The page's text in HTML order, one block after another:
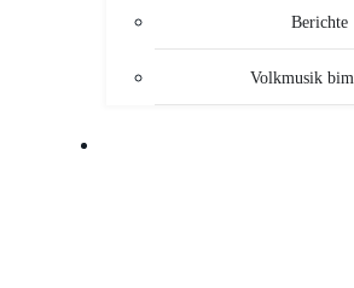
Berichte
Volkmusik